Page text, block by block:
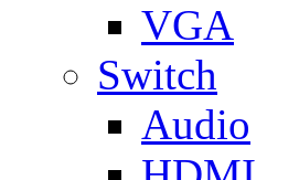
VGA
Switch
Audio